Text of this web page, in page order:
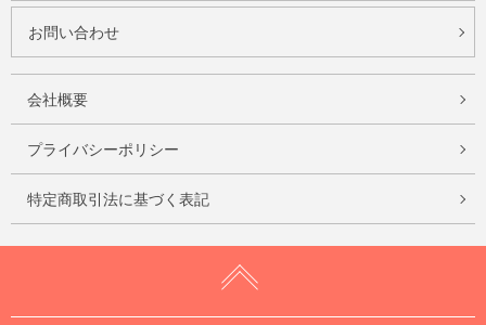
お問い合わせ
会社概要
プライバシーポリシー
特定商取引法に基づく表記